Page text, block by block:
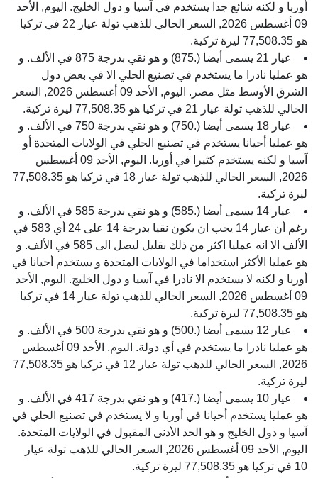
أوربا و لكنه شائع جدا يستخدم في آسيا و دول الخليج. اليوم, الأحد
09 أغسطس 2026, السعر الحالي للذهب تولة عيار 22 في تركيا
هو 77,508.35 ليرة تركية.
عيار 21 يسمى أيضا (.875) و هو نقي بدرجة 875 في الألف. و
هو عمليا نادرا ما يستخدم في تصنيع الحلي الا في بعض دول
الشرق الأوسط مثل مصر. اليوم, الأحد 09 أغسطس 2026, السعر
الحالي للذهب تولة عيار 21 في تركيا هو 77,508.35 ليرة تركية.
عيار 18 يسمى أيضا (.750) و هو نقي بدرجة 750 في الألف. و
هو عمليا أحيانا يستخدم في تصنيع الحلي في الولايات المتحدة أو
آسيا و لكنه يستخدم كثيرا في أوربا. اليوم, الأحد 09 أغسطس
2026, السعر الحالي للذهب تولة عيار 18 في تركيا هو 77,508.35
ليرة تركية.
عيار 14 يسمى أيضا (.585) و هو نقي بدرجة 585 في الألف. و
رغم أن عيار 14 يجب ان يكون نقيا بدرجة 14 على 24 أي 583 في
الألف الا انه عمليا اكثر من ذلك بقليل ليصل الى 585 في الألف. و
هو عمليا الأكثر استخداما في الولايات المتحدة و يستخدم أحيانا في
أوربا و لكنه لا يستخدم الا نادرا في آسيا و دول الخليج. اليوم, الأحد
09 أغسطس 2026, السعر الحالي للذهب تولة عيار 14 في تركيا
هو 77,508.35 ليرة تركية.
عيار 12 يسمى أيضا (.500) و هو نقي بدرجة 500 في الألف. و
هو عمليا نادرا ما يستخدم في أي دولة. اليوم, الأحد 09 أغسطس
2026, السعر الحالي للذهب تولة عيار 12 في تركيا هو 77,508.35
ليرة تركية.
عيار 10 يسمى أيضا (.417) و هو نقي بدرجة 417 في الألف. و
هو عمليا يستخدم أحيانا في أوربا و لا يستخدم في تصنيع الحلي في
آسيا و دول الخليج و هو الحد الأدنى المقبول في الولايات المتحدة.
اليوم, الأحد 09 أغسطس 2026, السعر الحالي للذهب تولة عيار
10 في تركيا هو 77,508.35 ليرة تركية.